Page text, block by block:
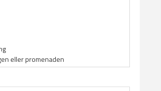
eller promenaden